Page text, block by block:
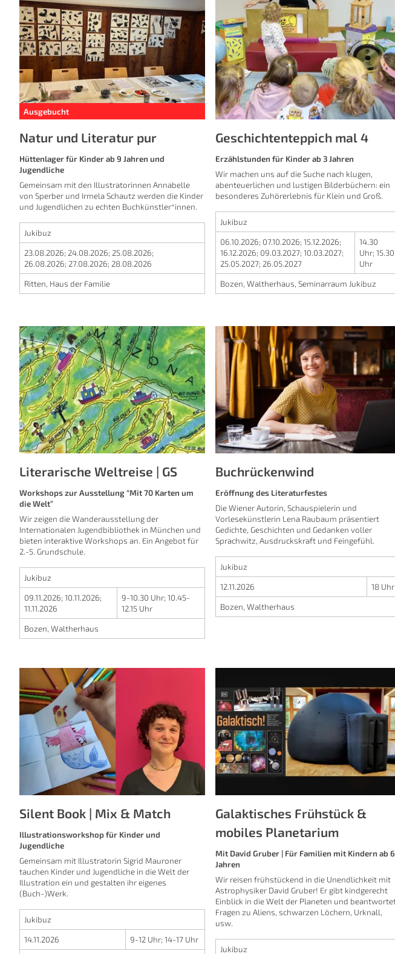
Ausgebucht
Natur und Literatur pur
Hüttenlager für Kinder ab 9 Jahren und
Jugendliche
Gemeinsam mit den Illustratorinnen Annabelle
von Sperber und Irmela Schautz werden die Kinder
und Jugendlichen zu echten Buchkünstler*innen.
Jukibuz
23.08.2026; 24.08.2026; 25.08.2026;
26.08.2026; 27.08.2026; 28.08.2026
Ritten, Haus der Familie
Geschichtenteppich mal 4
Erzählstunden für Kinder ab 3 Jahren
Wir machen uns auf die Suche nach klugen,
abenteuerlichen und lustigen Bilderbüchern: ein
besonderes Zuhörerlebnis für Klein und Groß.
Jukibuz
06.10.2026; 07.10.2026;15.12.2026;
16.12.2026; 09.03.2027;10.03.2027;
25.05.2027;26.05.2027
14.30
Uhr;15.30
Uhr
Bozen, Waltherhaus, Seminarraum Jukibuz
Literarische Weltreise | GS
Workshops zur Ausstellung “Mit 70 Karten um
die Welt”
Wir zeigen die Wanderausstellung der
Internationalen Jugendbibliothek in München und
bieten interaktive Workshops an. Ein Angebot für
2.-5. Grundschule.
Jukibuz
09.11.2026; 10.11.2026;
11.11.2026
9-10.30 Uhr;10.45-
12.15 Uhr
Bozen, Waltherhaus
Buchrückenwind
Eröffnung des Literaturfestes
Die Wiener Autorin, Schauspielerin und
Vorlesekünstlerin Lena Raubaum präsentiert
Gedichte, Geschichten und Gedanken voller
Sprachwitz, Ausdruckskraft und Feingefühl.
Jukibuz
12.11.2026 18 Uhr
Bozen, Waltherhaus
Silent Book | Mix & Match
Illustrationsworkshop für Kinder und
Jugendliche
Gemeinsam mit Illustratorin Sigrid Mauroner
tauchen Kinder und Jugendliche in die Welt der
Illustration ein und gestalten ihr eigenes
(Buch-)Werk.
Jukibuz
14.11.2026 9-12 Uhr; 14-17 Uhr
Galaktisches Frühstück &
mobiles Planetarium
Mit David Gruber | Für Familien mit Kindern ab 6
Jahren
Wir reisen frühstückend in die Unendlichkeit mit
Astrophysiker David Gruber! Er gibt kindgerecht
Einblick in die Welt der Planeten und
Fragen zu Aliens, schwarzen Löchern, Urknall,
usw.
Jukibuz